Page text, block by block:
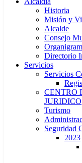
Historia
Misión y
Alcalde
Consejo
Directorio
Servicios
Servicios
CENTRO
JURIDICO
Turismo
Seguridad
2023